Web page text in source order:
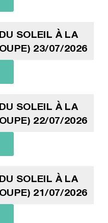
SOLEIL À LA
23/07/2026
SOLEIL À LA
22/07/2026
SOLEIL À LA
21/07/2026